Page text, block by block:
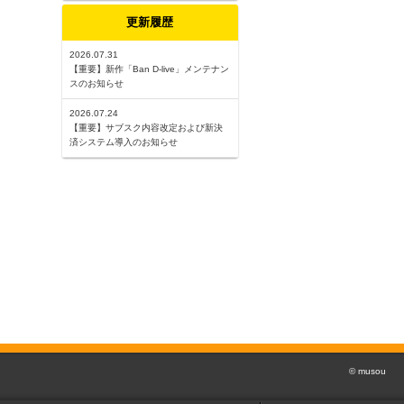
更新履歴
2026.07.31
【重要】新作「Ban D-live」メンテナン
スのお知らせ
2026.07.24
【重要】サブスク内容改定および新決
済システム導入のお知らせ
© musou